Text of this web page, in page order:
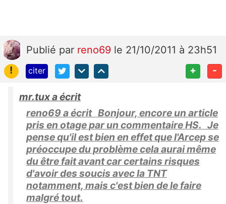
Publié par reno69 le 21/10/2011 à 23h51
!
citer + -
mr.tux a écrit
reno69 a écrit Bonjour, encore un article
pris en otage par un commentaire HS. Je
pense qu'il est bien en effet que l'Arcep se
préoccupe du problème cela aurai même
du être fait avant car certains risques
d'avoir des soucis avec la TNT
notamment, mais c'est bien de le faire
malgré tout.